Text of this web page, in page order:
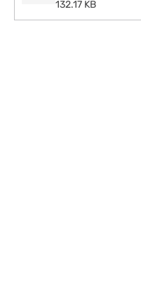
132.17 KB